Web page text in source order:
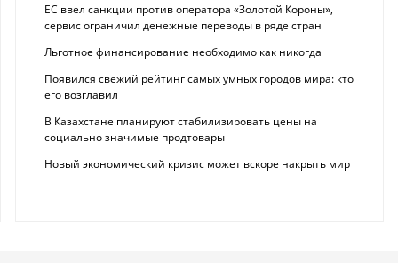
ЕС ввел санкции против оператора «Золотой Короны»,
сервис ограничил денежные переводы в ряде стран
Льготное финансирование необходимо как никогда
Появился свежий рейтинг самых умных городов мира: кто
его возглавил
В Казахстане планируют стабилизировать цены на
социально значимые продтовары
Новый экономический кризис может вскоре накрыть мир